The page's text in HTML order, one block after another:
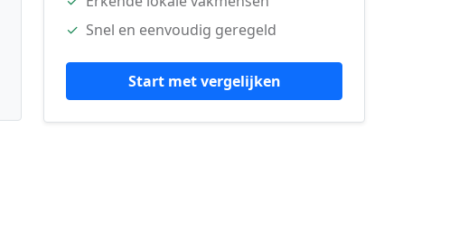
✓ Snel en eenvoudig geregeld
Start met vergelijken